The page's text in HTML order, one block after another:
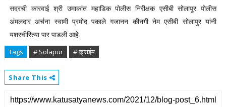
सदरची कारवाई श्री उमाकांत महाडिक पोलीस निरीक्षक एसीबी सोलापूर पोलीस
अंमलदार अर्चना स्वामी प्रमोद पकाले गजानन कीनगी नेम एसीबी सोलापुर यांनी
यशस्वीरित्या पार पाडली आहे.
Tags # Solapur # क्राईम
Share This